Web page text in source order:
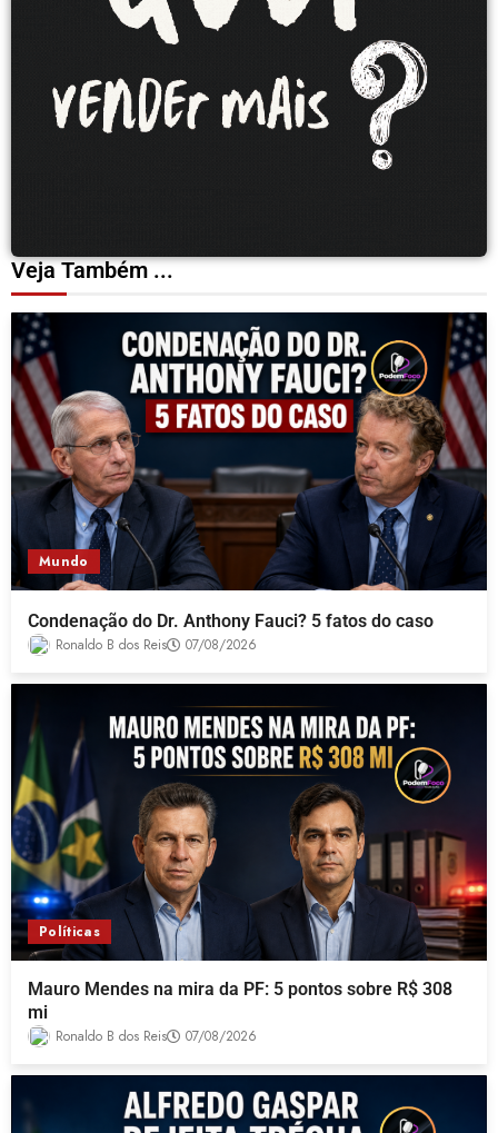
Veja Também ...
Mundo
Condenação do Dr. Anthony Fauci? 5 fatos do caso
Ronaldo B dos Reis 07/08/2026
Políticas
Mauro Mendes na mira da PF: 5 pontos sobre R$ 308
mi
Ronaldo B dos Reis 07/08/2026